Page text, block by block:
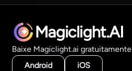
Magiclight.AI
Baixe Magiclight.ai gratuitamente
Android
iOS